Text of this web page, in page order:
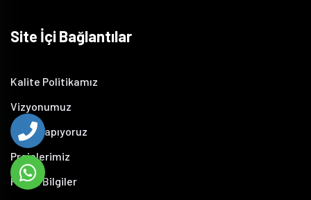
Site İçi Bağlantılar
Kalite Politikamız
Vizyonumuz
Neler Yapıyoruz
Projelerimiz
Pratik Bilgiler